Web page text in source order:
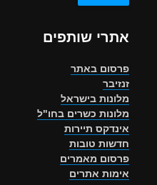
אתרי שותפים
פרסום באתר
זנזיבר
מלונות בישראל
מלונות כשרים בחו"ל
אינדקס תיירות
חדשות טובות
פרסום מאמרים
אימות אתרים